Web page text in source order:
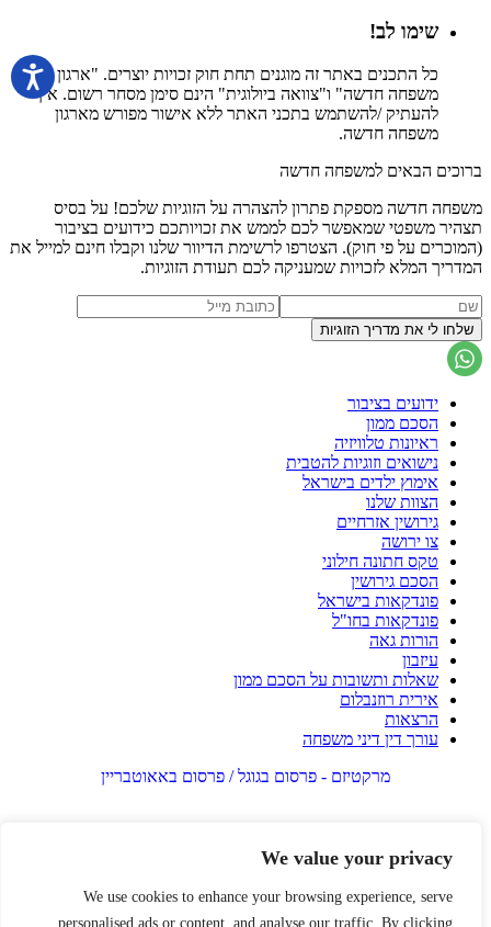
We value your privacy
We use cookies to enhance your browsing experience, serve
personalised ads or content, and analyse our traffic. By clicking
שימו לב!
כל התכנים באתר זה מוגנים תחת חוק זכויות יוצרים. "ארגון
משפחה חדשה" ו"צוואה ביולוגית" הינם סימן מסחר רשום. אין
להעתיק /להשתמש בתכני האתר ללא אישור מפורש מארגון
משפחה חדשה.
ברוכים הבאים למשפחה חדשה
משפחה חדשה מספקת פתרון להצהרה על הזוגיות שלכם! על בסיס
תצהיר משפטי שמאפשר לכם לממש את זכויותכם כידועים בציבור
(המוכרים על פי חוק). הצטרפו לרשימת הדיוור שלנו וקבלו חינם למייל את
המדריך המלא לזכויות שמעניקה לכם תעודת הזוגיות.
ידועים בציבור
הסכם ממון
ראיונות טלוויזיה
נישואים וזוגיות להטבית
אימוץ ילדים בישראל
הצוות שלנו
גירושין אזרחיים
צו ירושה
טקס חתונה חילוני
הסכם גירושין
פונדקאות בישראל
פונדקאות בחו"ל
הורות גאה
עיזבון
שאלות ותשובות על הסכם ממון
אירית רוזנבלום
הרצאות
עורך דין דיני משפחה
מרקטיזם - פרסום בגוגל / פרסום באאוטבריין